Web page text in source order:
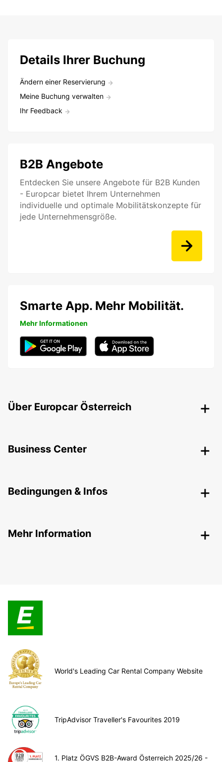
Details Ihrer Buchung
Ändern einer Reservierung
Meine Buchung verwalten
Ihr Feedback
B2B Angebote
Entdecken Sie unsere Angebote für B2B Kunden
- Europcar bietet Ihrem Unternehmen
individuelle und optimale Mobilitätskonzepte für
jede Unternehmensgröße.
Smarte App. Mehr Mobilität.
Mehr Informationen
Über Europcar Österreich
Business Center
Bedingungen & Infos
Mehr Information
World's Leading Car Rental Company Website
TripAdvisor Traveller's Favourites 2019
1. Platz ÖGVS B2B-Award Österreich 2025/26 -